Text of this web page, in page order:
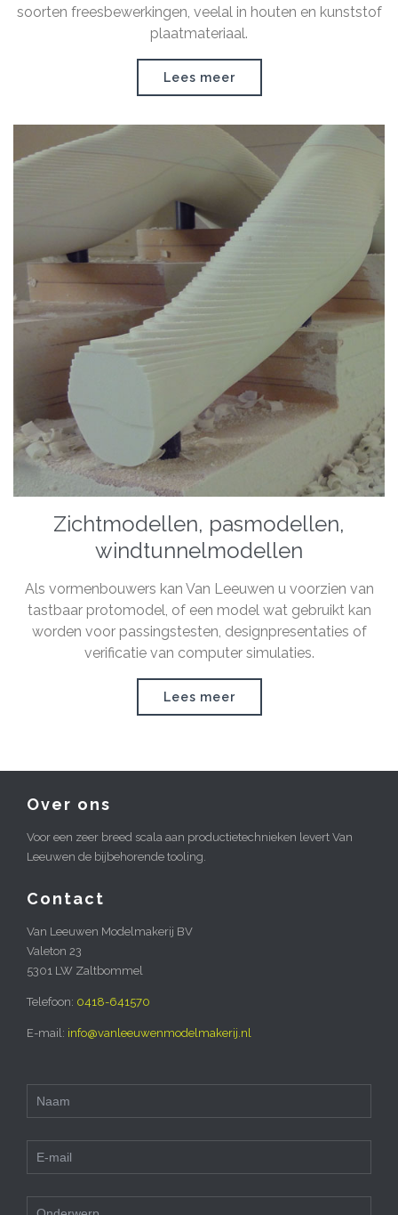
soorten freesbewerkingen, veelal in houten en kunststof
plaatmateriaal.
Lees meer
Zichtmodellen, pasmodellen,
windtunnelmodellen
Als vormenbouwers kan Van Leeuwen u voorzien van
tastbaar protomodel, of een model wat gebruikt kan
worden voor passingstesten, designpresentaties of
verificatie van computer simulaties.
Lees meer
Over ons
Voor een zeer breed scala aan productietechnieken levert Van
Leeuwen de bijbehorende tooling.
Contact
Van Leeuwen Modelmakerij BV
Valeton 23
5301 LW Zaltbommel
Telefoon: 0418-641570
E-mail: info@vanleeuwenmodelmakerij.nl